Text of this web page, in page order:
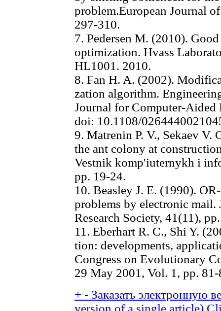
problem.European Journal
297-310.
7. Pedersen M. (2010).
optimization. Hvass
HL1001. 2010.
8. Fan H. A. (2002).
zation algorithm.
Journal for Computer-Aided
doi: 10.1108/
9. Matrenin P. V., Sekaev
the ant colony at
Vestnik komp'iuternykh i
pp. 19-24.
10. Beasley J. E. (1990).
problems by electronic mail.
Research Society, 41(11),
11. Eberhart R. C., Shi Y.
tion: developments,
Congress on Evolutionary
29 May 2001, Vol. 1, pp.
+ - Заказать электронную